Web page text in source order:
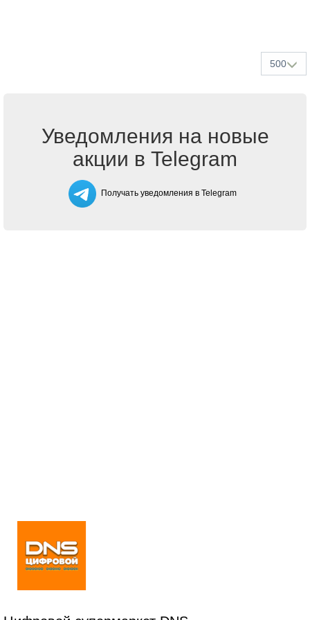
500
Уведомления на новые
акции в Telegram
Получать уведомления в Telegram